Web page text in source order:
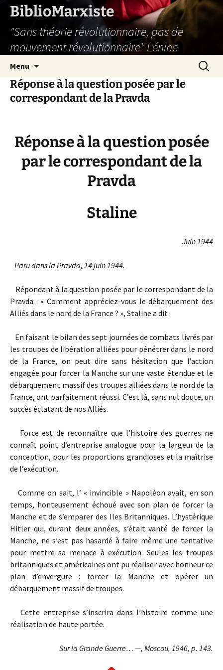
Aller
contenu
BiblioMarxiste
"Sans théorie révolutionnaire, pas de
mouvement révolutionnaire" Lénine
Menu
Réponse à la question posée par le
correspondant de la Pravda
Réponse à la question posée
par le correspondant de la
Pravda
Staline
Juin 1944
Paru dans la Pravda, 14 juin 1944.
Répondant à la question posée par le correspondant de la
Pravda : « Comment appréciez-vous le débarquement des
Alliés dans le nord de la France ? », Staline a dit :
En faisant le bilan des sept journées de combats livrés par
les troupes de libération alliées pour pénétrer dans le nord
de la France, on peut dire sans hésitation que l’action
engagée pour forcer la Manche sur une vaste étendue et le
débarquement massif des troupes alliées dans le nord de la
France, ont parfaitement réussi. C’est là, sans nul doute, un
succès éclatant de nos Alliés.
Force est de reconnaître que l’histoire des guerres ne
connaît point d’entreprise analogue pour la largeur de la
conception, pour les proportions grandioses et la maîtrise
de l’exécution.
Comme on sait, l’ « invincible » Napoléon avait, en son
temps, honteusement échoué avec son plan de forcer la
Manche et de s’emparer des Iles Britanniques. L’hystérique
Hitler qui, durant deux années, s’était vanté de forcer la
Manche, ne s’est pas hasardé à faire même une tentative
pour mettre sa menace à exécution. Seules les troupes
britanniques et américaines ont pu réaliser avec honneur ce
plan d’envergure : forcer la Manche et opérer un
débarquement massif de troupes.
Cette entreprise s’inscrira dans l’histoire comme une
réalisation de haute portée.
Sur la Grande Guerre… —, Moscou, 1946, p. 143.